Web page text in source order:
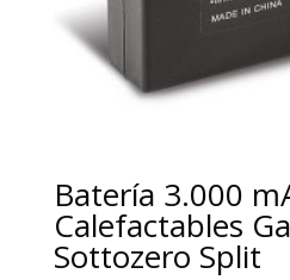
Batería 3.000
Calefactables
Sottozero Split